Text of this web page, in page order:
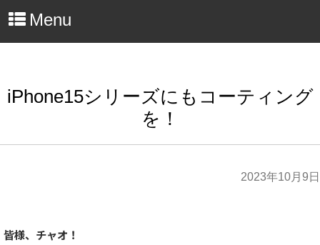
Menu
iPhone15シリーズにもコーティング
を！
2023年10月9日
皆様、チャオ！